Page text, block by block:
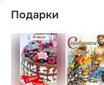
Подарки